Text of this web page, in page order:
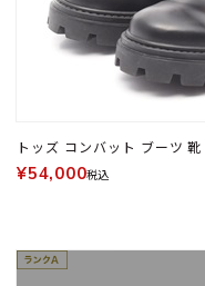
トッズ コンバット ブーツ 靴
¥54,000税込